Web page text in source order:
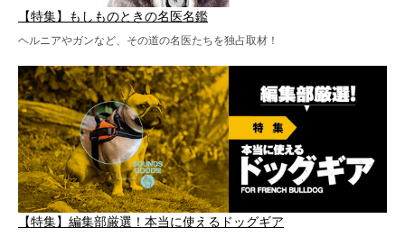
【特集】もしものときの名医名鑑
ヘルニアやガンなど、その道の名医たちを独占取材！
【特集】編集部厳選！本当に使えるドッグギア